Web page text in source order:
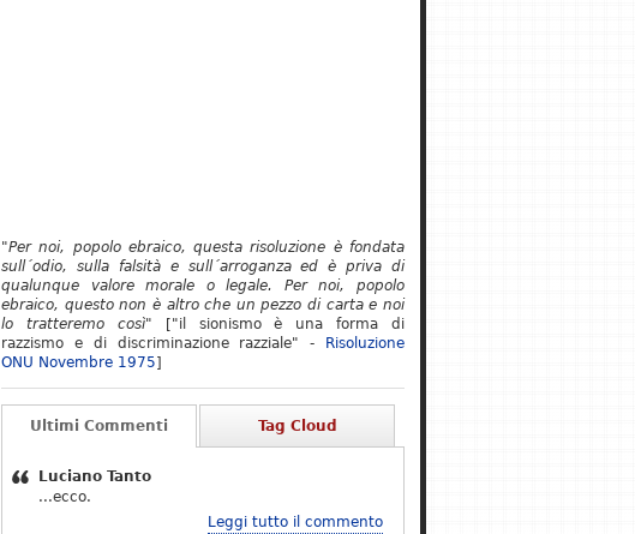
"Per noi, popolo ebraico, questa risoluzione è fondata
sull´odio, sulla falsità e sull´arroganza ed è priva di
qualunque valore morale o legale. Per noi, popolo
ebraico, questo non è altro che un pezzo di carta e noi
lo tratteremo così" ["il sionismo è una forma di
razzismo e di discriminazione razziale" -
Risoluzione
ONU Novembre 1975]
Ultimi Commenti Tag Cloud
Luciano Tanto
...ecco.
Leggi tutto il commento